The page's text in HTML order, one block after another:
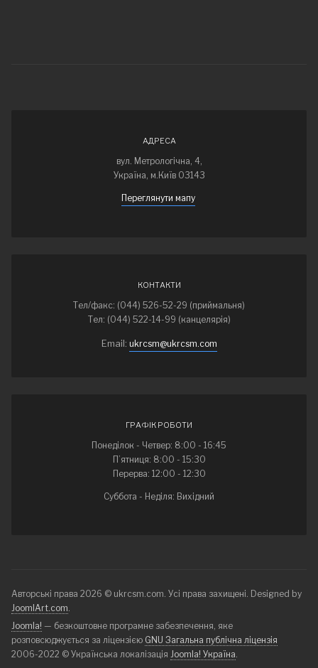
АДРЕСА
вул. Метрологічна, 4,
Україна, м.Київ 03143
Переглянути мапу
КОНТАКТИ
Тел/факс: (044) 526-52-29 (приймальня)
Тел: (044) 522-14-99 (канцелярія)
Email: ukrcsm@ukrcsm.com
ГРАФІК РОБОТИ
Понеділок - Четвер: 8:00 - 16:45
П’ятниця: 8:00 - 15:30
Перерва: 12:00 - 12:30
Суббота - Неділя: Вихідний
Авторські права 2026 © ukrcsm.com. Усі права захищені. Designed by
JoomlArt.com
Joomla! — безкоштовне програмне забезпечення, яке
розповсюджується за ліцензією GNU Загальна публічна ліцензія
2006-2022 © Українська локалізація Joomla! Україна